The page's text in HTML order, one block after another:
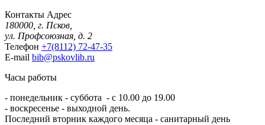
Контакты Адрес
180000, г. Псков,
ул. Профсоюзная, д. 2
Телефон +7(8112) 72-47-35
E-mail bib@pskovlib.ru
Часы работы
- понедельник - суббота - с 10.00 до 19.00
- воскресенье - выходной день.
Последний вторник каждого месяца - санитарный день